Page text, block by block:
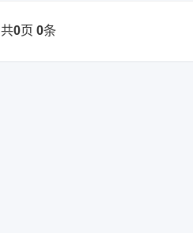
共0页 0条